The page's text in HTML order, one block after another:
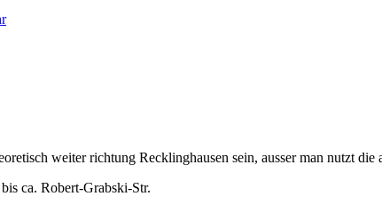
weiter richtung Recklinghausen sein, ausser man nutzt die
ca. Robert-Grabski-Str.